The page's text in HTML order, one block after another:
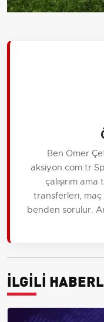
Ben Ömer
aksiyon.com.tr
çalışırım
transferleri, maç
benden sorulur.
İLGİLİ